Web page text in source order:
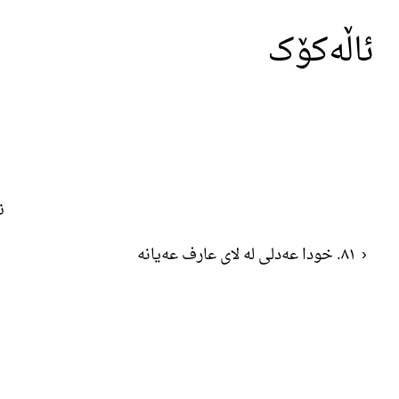
ئاڵەکۆک
‹ ٨١. خودا عەدلی لە لای عارف عەیانە